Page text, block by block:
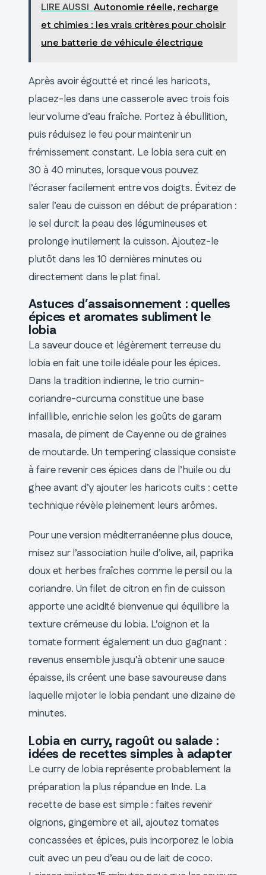
LIRE AUSSI Autonomie réelle, recharge
et chimies : les vrais critères pour choisir
une batterie de véhicule électrique
Après avoir égoutté et rincé les haricots,
placez-les dans une casserole avec trois fois
leur volume d’eau fraîche. Portez à ébullition,
puis réduisez le feu pour maintenir un
frémissement constant. Le lobia sera cuit en
30 à 40 minutes, lorsque vous pouvez
l’écraser facilement entre vos doigts. Évitez de
saler l’eau de cuisson en début de préparation :
le sel durcit la peau des légumineuses et
prolonge inutilement la cuisson. Ajoutez-le
plutôt dans les 10 dernières minutes ou
directement dans le plat final.
Astuces d’assaisonnement : quelles
épices et aromates subliment le
lobia
La saveur douce et légèrement terreuse du
lobia en fait une toile idéale pour les épices.
Dans la tradition indienne, le trio cumin-
coriandre-curcuma constitue une base
infaillible, enrichie selon les goûts de garam
masala, de piment de Cayenne ou de graines
de moutarde. Un tempering classique consiste
à faire revenir ces épices dans de l’huile ou du
ghee avant d’y ajouter les haricots cuits : cette
technique révèle pleinement leurs arômes.
Pour une version méditerranéenne plus douce,
misez sur l’association huile d’olive, ail, paprika
doux et herbes fraîches comme le persil ou la
coriandre. Un filet de citron en fin de cuisson
apporte une acidité bienvenue qui équilibre la
texture crémeuse du lobia. L’oignon et la
tomate forment également un duo gagnant :
revenus ensemble jusqu’à obtenir une sauce
épaisse, ils créent une base savoureuse dans
laquelle mijoter le lobia pendant une dizaine de
minutes.
Lobia en curry, ragoût ou salade :
idées de recettes simples à adapter
Le curry de lobia représente probablement la
préparation la plus répandue en Inde. La
recette de base est simple : faites revenir
oignons, gingembre et ail, ajoutez tomates
concassées et épices, puis incorporez le lobia
cuit avec un peu d’eau ou de lait de coco.